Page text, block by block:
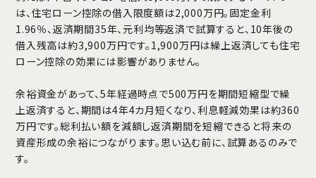
は、住宅ローン控除の借入限度額は2,000万円。固定金利
1.96％、返済期間35年、元利均等返済で試算すると、10年後の
借入残高は約3,900万円です。1,900万円は繰上返済しても住宅
ローン控除の効果には影響がありません。
余裕資金があって、5年経過時点で500万円を期間短縮型で繰
上返済すると、期間は4年4カ月短くなり、利息軽減効果は約360
万円です。総利払い額を減額し返済期間を短縮できると将来の
資産形成の余裕につながります。思い込む前に、試算あるのみで
す。